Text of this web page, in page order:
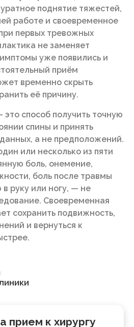
поднятие тяжестей,
работе и своевременное
первых тревожных
не заменяет
уже появились и
приём
временно скрыть
её причину.
способ получить точную
спины и принять
а не предположений.
или несколько из пяти
боль, онемение,
боль после травмы
руку или ногу, — не
Своевременная
сохранить подвижность,
и вернуться к
прием к хирургу